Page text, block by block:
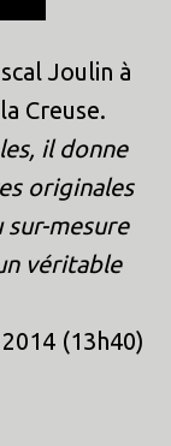
Joulin à
Creuse.
il donne
originales
mesure
véritable
(13h40)